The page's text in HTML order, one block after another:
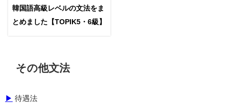
韓国語高級レベルの文法をま
とめました【TOPIK5・6級】
その他文法
▶ 待遇法